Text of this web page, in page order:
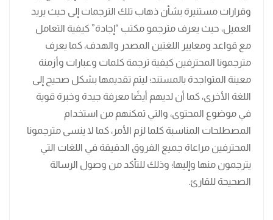
وقرارات مستنيرة بشأن ذهاب تلك الترجمات إلى حيث يريد
العميل، حيث يعرف مترجمو مكتب “إجادة” كيفية التعامل
مع قواعد ومعايير اللغتين المصدر والهدف، كما يعرف
مترجمونا المحترفين كيفية ترجمة كلمات وعبارات وأزمنة
معينة المتواجدة بالمستند؛ ليتم تقديمها بشكل صحيح إلى
اللغة الأخرى، كما أن لديهم أيضًا معرفة جيدة وخبرة قوية
في موضوع المحتوى، والتي تمكنهم من استخدام
المصطلحات المناسبة كلما لزم الأمر، كما لا ينسى مترجمونا
المحترفين مراعاة جميع الفروق الدقيقة في اللغات التي
يترجمون منها وإليها؛ وذلك للتأكد من وصول الرسالة
الصحيحة للقارئ.